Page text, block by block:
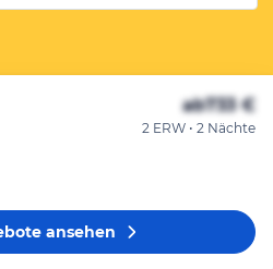
ab733 €
2 ERW • 2 Nächte
ansehen